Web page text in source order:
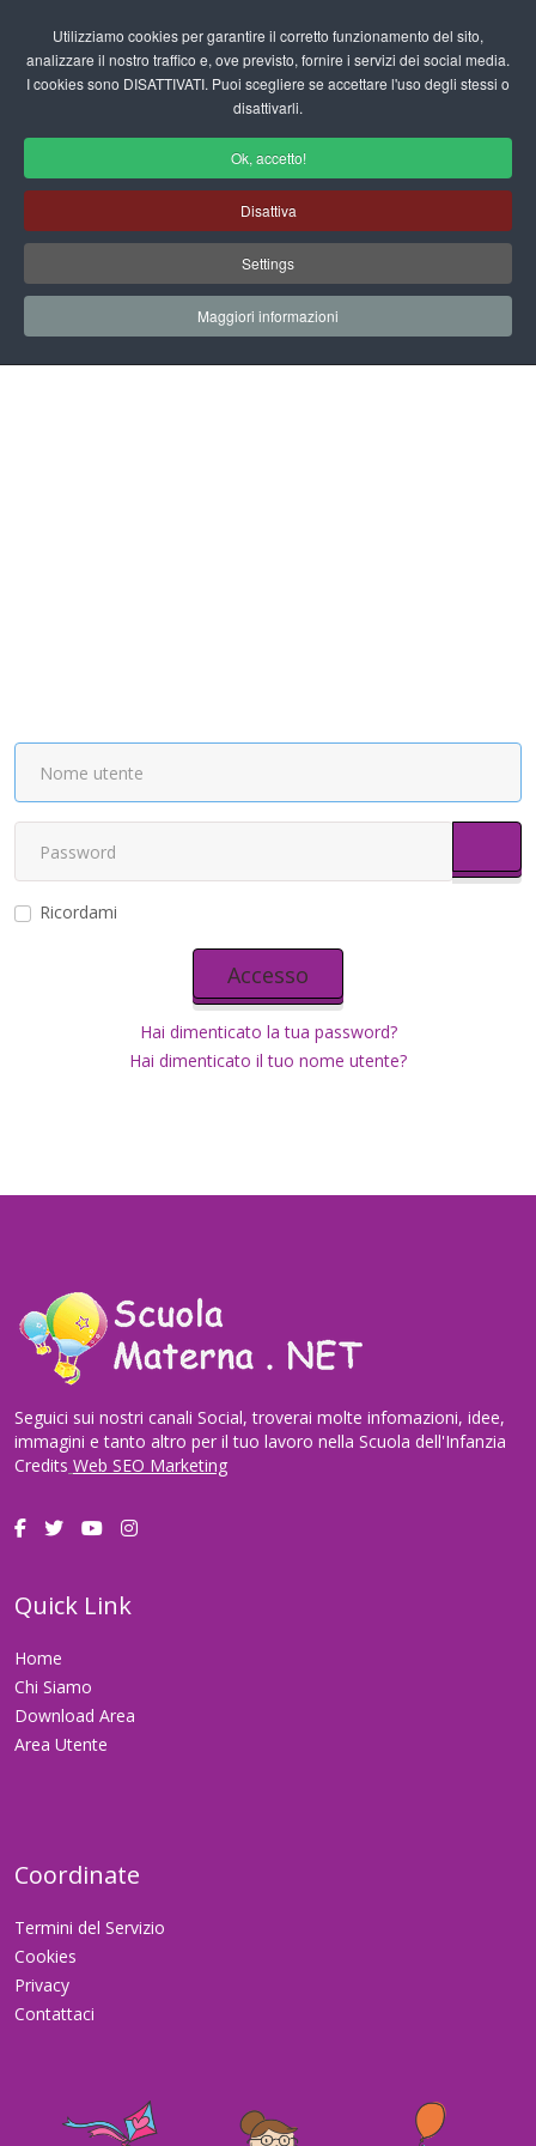
Utilizziamo cookies per garantire il corretto funzionamento del sito,
analizzare il nostro traffico e, ove previsto, fornire i servizi dei social media.
I cookies sono DISATTIVATI. Puoi scegliere se accettare l'uso degli stessi o
disattivarli.
Ok, accetto!
Disattiva
Settings
Maggiori informazioni
fas
Area Utente
Home Area Utente
Ricordami
Accesso
Hai dimenticato la tua password?
Hai dimenticato il tuo nome utente?
Seguici sui nostri canali Social, troverai molte infomazioni, idee,
immagini e tanto altro per il tuo lavoro nella Scuola dell'Infanzia
Credits Web SEO Marketing
Quick Link
Home
Chi Siamo
Download Area
Area Utente
Coordinate
Termini del Servizio
Cookies
Privacy
Contattaci